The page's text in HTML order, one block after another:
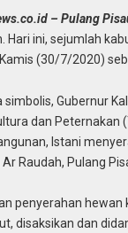
– Pulang
Hari ini, sejumlah
(30/7/2020)
simbolis, Gubernur
dan Peternakan
Istani
Raudah, Pulang
penyerahan hewan
disaksikan dan